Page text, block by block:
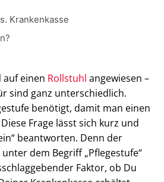
Krankenkasse
auf einen Rollstuhl angewiesen –
sind ganz unterschiedlich.
benötigt, damit man einen
Frage lässt sich kurz und
beantworten. Denn der
dem Begriff „Pflegestufe“
Faktor, ob Du